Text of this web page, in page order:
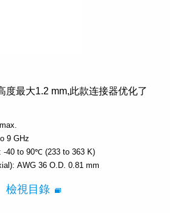
度最大1.2 mm,此款连接器优化了
9 GHz
-40 to 90℃ (233 to 363 K)
AWG 36 O.D. 0.81 mm
檢視目錄